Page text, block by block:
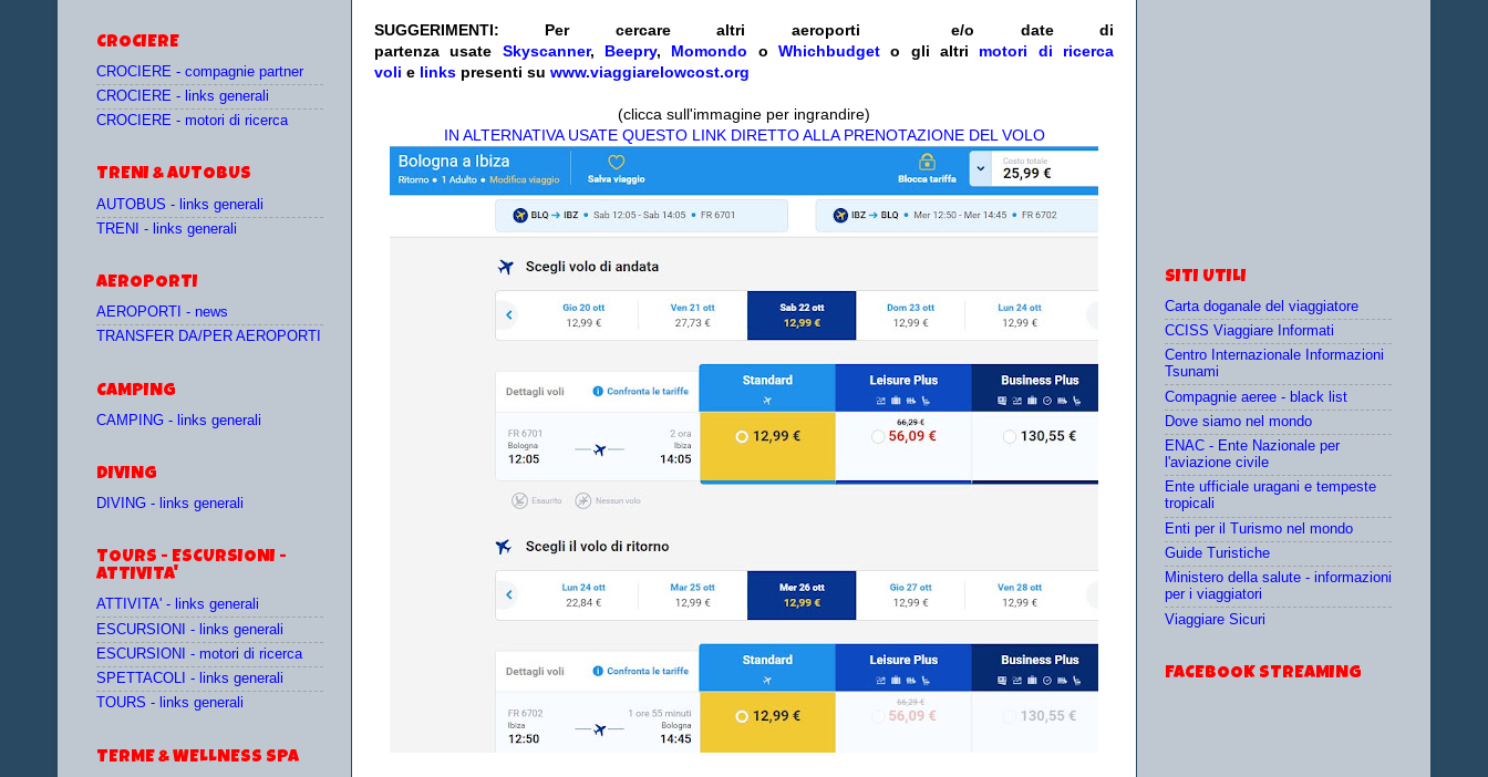
SUGGERIMENTI: Per cercare altri aeroporti e/o date di
partenza usate Skyscanner, Beepry, Momondo oWhichbudget o gli altri motori di ricerca
voli e links presenti su www.viaggiarelowcost.org
(clicca sull'immagine per ingrandire)
IN ALTERNATIVA USATE QUESTO LINK DIRETTO ALLA PRENOTAZIONE DEL VOLO
CROCIERE
CROCIERE - compagnie partner
CROCIERE - links generali
CROCIERE - motori di ricerca
TRENI & AUTOBUS
AUTOBUS - links generali
TRENI - links generali
AEROPORTI
AEROPORTI - news
TRANSFER DA/PER AEROPORTI
CAMPING
CAMPING - links generali
DIVING
DIVING - links generali
TOURS - ESCURSIONI -
ATTIVITA'
ATTIVITA' - links generali
ESCURSIONI - links generali
ESCURSIONI - motori di ricerca
SPETTACOLI - links generali
TOURS - links generali
TERME & WELLNESS SPA
SITI UTILI
Carta doganale del viaggiatore
CCISS Viaggiare Informati
Centro Internazionale Informazioni
Tsunami
Compagnie aeree - black list
Dove siamo nel mondo
ENAC - Ente Nazionale per
l'aviazione civile
Ente ufficiale uragani e tempeste
tropicali
Enti per il Turismo nel mondo
Guide Turistiche
Ministero della salute - informazioni
per i viaggiatori
Viaggiare Sicuri
FACEBOOK STREAMING